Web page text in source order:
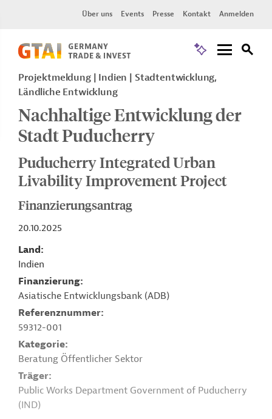
Über uns Events Presse Kontakt Anmelden
Projektmeldung Indien
Stadtentwicklung,
Ländliche Entwicklung
Nachhaltige Entwicklung der
Stadt Puducherry
Puducherry Integrated Urban
Livability Improvement Project
Finanzierungsantrag
20.10.2025
Land
Indien
Finanzierung
Asiatische Entwicklungsbank (ADB)
Referenznummer
59312-001
Kategorie
Beratung Öffentlicher Sektor
Träger
Public Works Department Government of Puducherry
(IND)